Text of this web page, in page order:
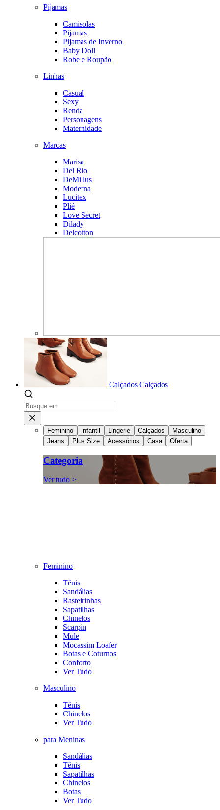
Pijamas
Camisolas
Pijamas
Pijamas de Inverno
Baby Doll
Robe e Roupão
Linhas
Casual
Sexy
Renda
Personagens
Maternidade
Marcas
Marisa
Del Rio
DeMillus
Moderna
Lucitex
Plié
Love Secret
Dilady
Delcotton
Calçados Calçados
Feminino Infantil Lingerie Calçados
Masculino
Jeans
Plus Size Acessórios Casa Oferta
Categoria
Ver tudo >
Feminino
Tênis
Sandálias
Rasteirinhas
Sapatilhas
Chinelos
Scarpin
Mule
Mocassim Loafer
Botas e Coturnos
Conforto
Ver Tudo
Masculino
Tênis
Chinelos
Ver Tudo
para Meninas
Sandálias
Tênis
Sapatilhas
Chinelos
Botas
Ver Tudo